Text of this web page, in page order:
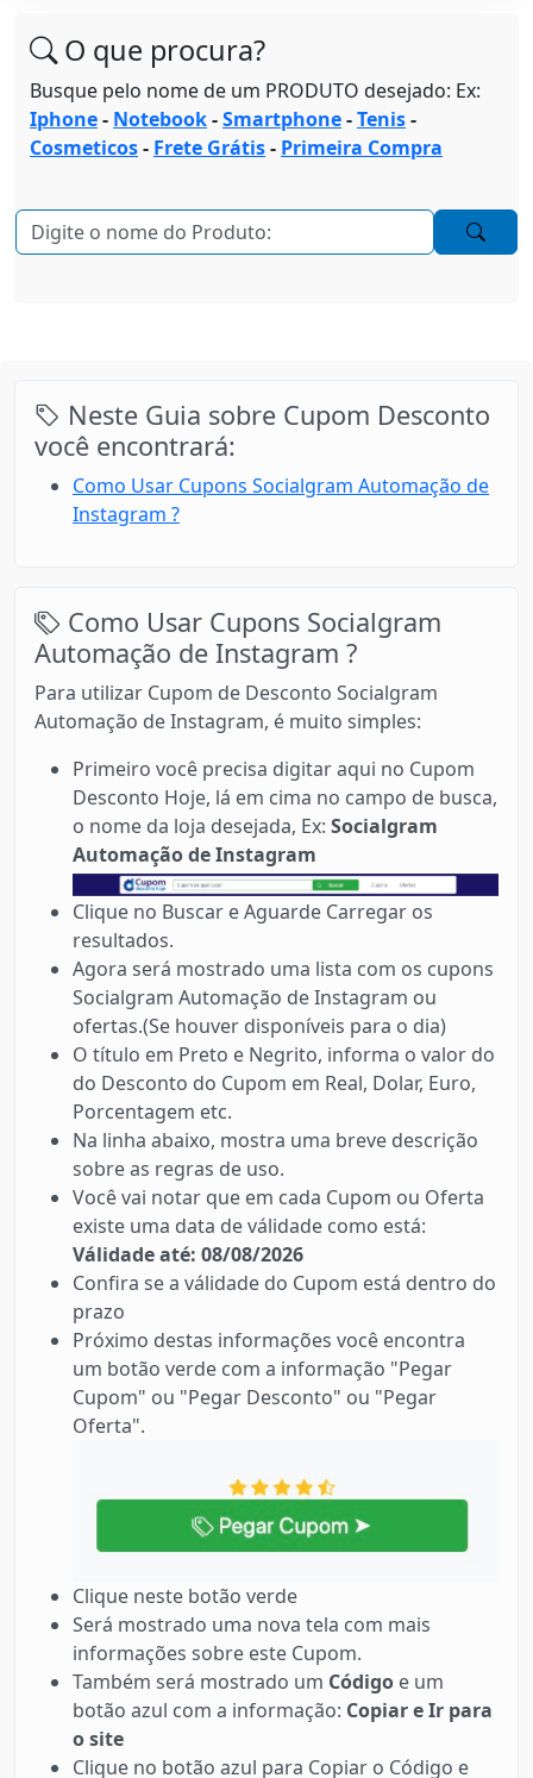
O que procura?
Busque pelo nome de um PRODUTO desejado: Ex:
Iphone- Notebook-Smartphone-Tenis-
Cosmeticos- Frete Grátis- Primeira Compra
Neste Guia sobre Cupom Desconto
você encontrará:
Como Usar Cupons Socialgram Automação de
Instagram ?
Como Usar Cupons Socialgram
Automação de Instagram ?
Para utilizar Cupom de Desconto Socialgram
Automação de Instagram, é muito simples:
Primeiro você precisa digitar aqui no Cupom
Desconto Hoje, lá em cima no campo de busca,
o nome da loja desejada, Ex: Socialgram
Automação de Instagram
Clique no Buscar e Aguarde Carregar os
resultados.
Agora será mostrado uma lista com os cupons
Socialgram Automação de Instagram ou
ofertas.(Se houver disponíveis para o dia)
O título em Preto e Negrito, informa o valor do
do Desconto do Cupom em Real, Dolar, Euro,
Porcentagem etc.
Na linha abaixo, mostra uma breve descrição
sobre as regras de uso.
Você vai notar que em cada Cupom ou Oferta
existe uma data de válidade como está:
Válidade até: 08/08/2026
Confira se a válidade do Cupom está dentro do
prazo
Próximo destas informações você encontra
um botão verde com a informação "Pegar
Cupom" ou "Pegar Desconto" ou "Pegar
Oferta".
Clique neste botão verde
Será mostrado uma nova tela com mais
informações sobre este Cupom.
Também será mostrado um Código e um
botão azul com a informação: Copiar e Ir para
o site
Clique no botão azul para Copiar o Código e